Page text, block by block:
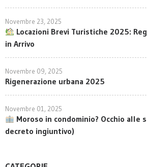
Novembre 23, 2025
Locazioni Brevi Turistiche 2025:
in Arrivo
Novembre 09, 2025
Rigenerazione urbana 2025
Novembre 01, 2025
Moroso in condominio? Occhio alle
decreto ingiuntivo)